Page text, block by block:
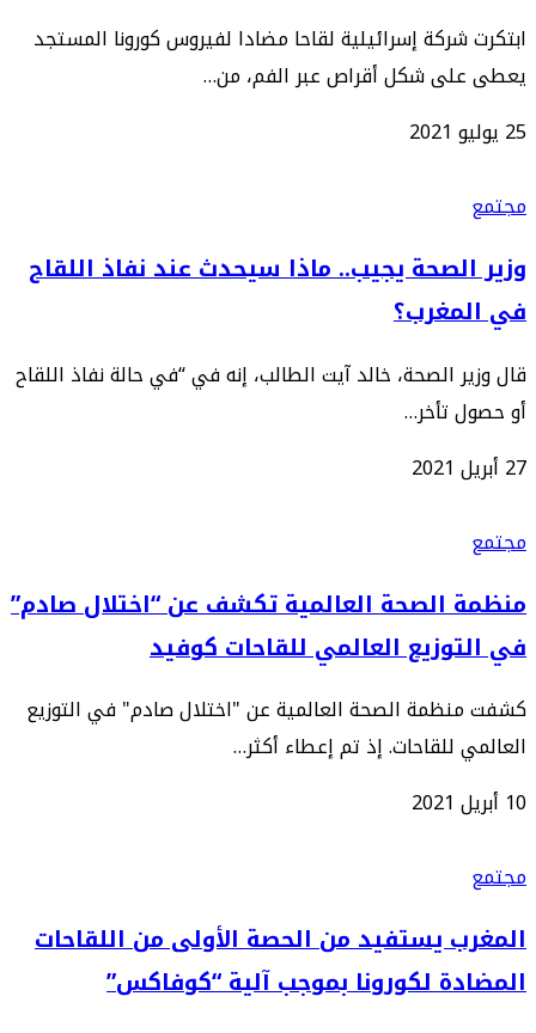
ابتكرت شركة إسرائيلية لقاحا مضادا لفيروس كورونا المستجد
يعطى على شكل أقراص عبر الفم، من…
25 يوليو 2021
مجتمع
وزير الصحة يجيب.. ماذا سيحدث عند نفاذ اللقاح
في المغرب؟
قال وزير الصحة، خالد آيت الطالب، إنه في “في حالة نفاذ اللقاح
أو حصول تأخر…
27 أبريل 2021
مجتمع
منظمة الصحة العالمية تكشف عن “اختلال صادم”
في التوزيع العالمي للقاحات كوفيد
كشفت منظمة الصحة العالمية عن "اختلال صادم" في التوزيع
العالمي للقاحات. إذ تم إعطاء أكثر…
10 أبريل 2021
مجتمع
المغرب يستفيد من الحصة الأولى من اللقاحات
المضادة لكورونا بموجب آلية “كوفاكس”